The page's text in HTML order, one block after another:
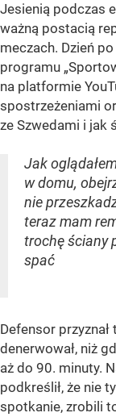
Jesienią podczas
ważną postacią
meczach. Dzień
programu
na platformie
spostrzeżeniami
ze Szwedami i jak
Jak
w domu,
nie
teraz mam
trochę ściany
spać
Defensor
denerwował, niż
aż do 90. minuty.
podkreślił, że nie
spotkanie, zrobili